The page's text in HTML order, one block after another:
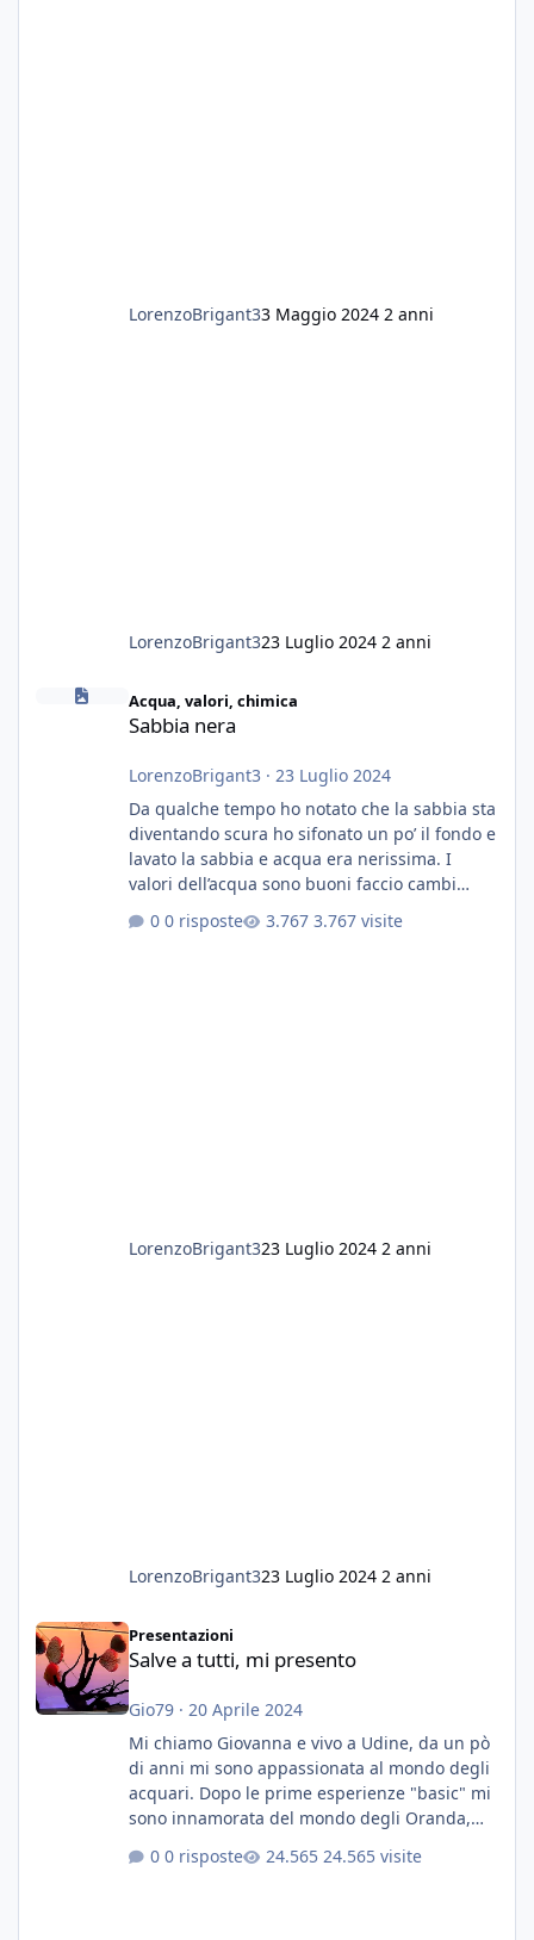
LorenzoBrigant33 Maggio 2024 2 anni
LorenzoBrigant323 Luglio 2024 2 anni
Acqua, valori, chimica
Sabbia nera
LorenzoBrigant3 · 23 Luglio 2024
Da qualche tempo ho notato che la sabbia sta
diventando scura ho sifonato un po’ il fondo e
lavato la sabbia e acqua era nerissima. I
valori dell’acqua sono buoni faccio cambi
fertilizzato.le foglie delle piante sono
0 risposte 3.767 visite
LorenzoBrigant323 Luglio 2024 2 anni
LorenzoBrigant323 Luglio 2024 2 anni
Salve a tutti, mi presento
Presentazioni
Salve a tutti, mi presento
Gio79· 20 Aprile 2024
Mi chiamo Giovanna e vivo a Udine, da un pò
di anni mi sono appassionata al mondo degli
acquari. Dopo le prime esperienze "basic" mi
sono innamorata del mondo degli Oranda,
E' stata una bella scuola per quanto riguarda
0 risposte 24.565 visite